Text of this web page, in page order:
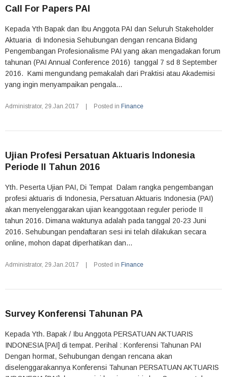
Call For Papers PAI
Kepada Yth Bapak dan Ibu Anggota PAI dan Seluruh Stakeholder
Aktuaria di Indonesia Sehubungan dengan rencana Bidang
Pengembangan Profesionalisme PAI yang akan mengadakan forum
tahunan (PAI Annual Conference 2016) tanggal 7 sd 8 September
2016. Kami mengundang pemakalah dari Praktisi atau Akademisi
yang ingin menyampaikan pengala...
Administrator, 29.Jan.2017 Posted in Finance
Ujian Profesi Persatuan Aktuaris Indonesia
Periode II Tahun 2016
Yth. Peserta Ujian PAI, Di Tempat Dalam rangka pengembangan
profesi aktuaris di Indonesia, Persatuan Aktuaris Indonesia (PAI)
akan menyelenggarakan ujian keanggotaan reguler periode II
tahun 2016. Dimana waktunya adalah pada tanggal 20-23 Juni
2016. Sehubungan pendaftaran sesi ini telah dilakukan secara
online, mohon dapat diperhatikan dan...
Administrator, 29.Jan.2017 Posted in Finance
Survey Konferensi Tahunan PA
Kepada Yth. Bapak / Ibu Anggota PERSATUAN AKTUARIS
INDONESIA [PAI] di tempat. Perihal : Konferensi Tahunan PAI
Dengan hormat, Sehubungan dengan rencana akan
diselenggarakannya Konferensi Tahunan PERSATUAN AKTUARIS